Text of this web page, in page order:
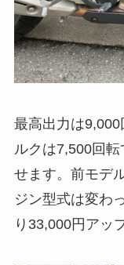
最高出力は
ルクは7,500回
せます。前モデ
ジン型式は変わ
り33,000円アッ